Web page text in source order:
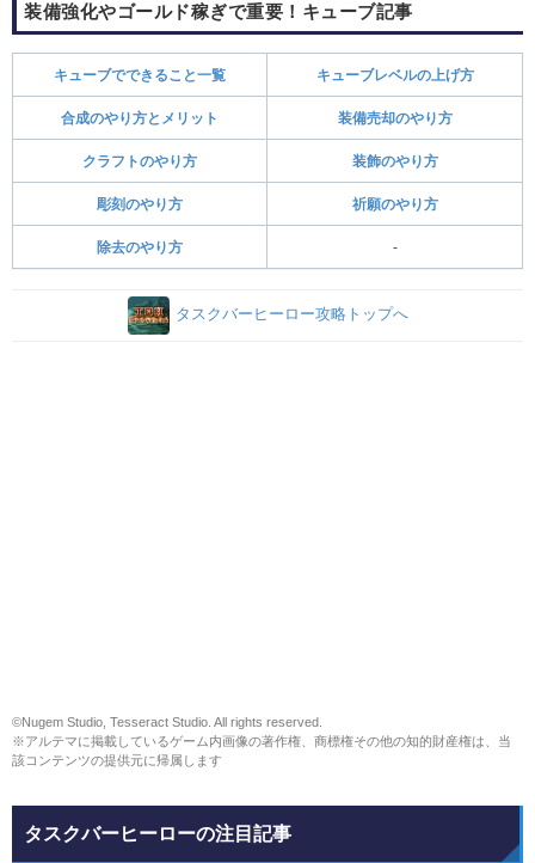
装備強化やゴールド稼ぎで重要！キューブ記事
キューブでできること一覧 キューブレベルの上げ方
合成のやり方とメリット 装備売却のやり方
クラフトのやり方 装飾のやり方
彫刻のやり方 祈願のやり方
除去のやり方 -
タスクバーヒーロー攻略トップへ
©Nugem Studio, Tesseract Studio. All rights reserved.
※アルテマに掲載しているゲーム内画像の著作権、商標権その他の知的財産権は、当
該コンテンツの提供元に帰属します
タスクバーヒーローの注目記事